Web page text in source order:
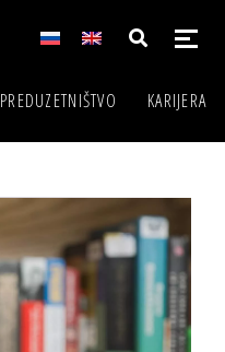
PREDUZETNIŠTVO KARIJERA